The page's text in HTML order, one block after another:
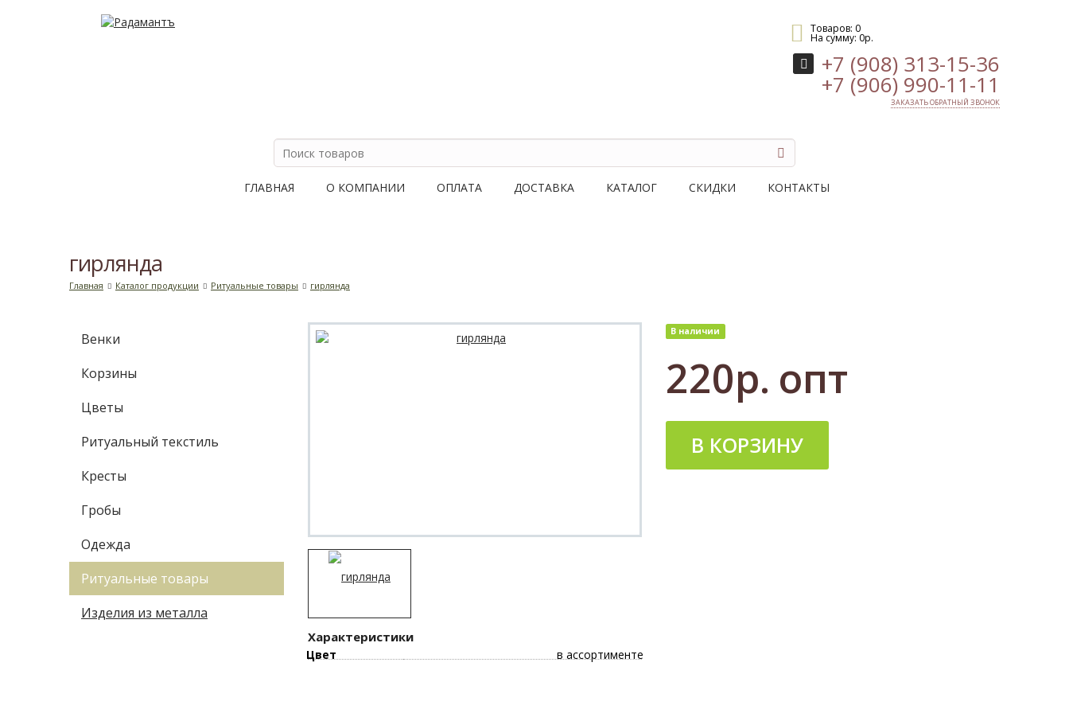
Товаров: 0
На сумму: 0р.
+7 (908) 313-15-36
+7 (906) 990-11-11
ЗАКАЗАТЬ ОБРАТНЫЙ ЗВОНОК
ГЛАВНАЯ О КОМПАНИИ ОПЛАТА ДОСТАВКА КАТАЛОГ СКИДКИ КОНТАКТЫ
гирлянда
Главная Каталог продукции Ритуальные товары гирлянда
Характеристики
Цвет в ассортименте
В наличии
220р. опт
В КОРЗИНУ
Венки
Корзины
Цветы
Ритуальный текстиль
Кресты
Гробы
Одежда
Ритуальные товары
Изделия из металла